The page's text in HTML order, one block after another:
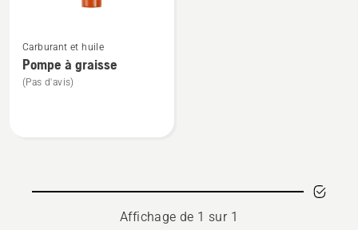
plus
de
détails
Carburant et huile
Pompe à graisse
(Pas d'avis)
Affichage de 1 sur 1